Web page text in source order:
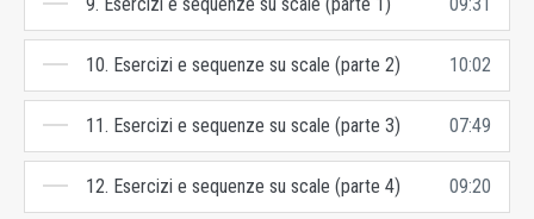
10. Esercizi e sequenze su scale (parte 2) 10:02
11. Esercizi e sequenze su scale (parte 3) 07:49
12. Esercizi e sequenze su scale (parte 4) 09:20